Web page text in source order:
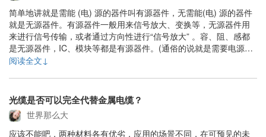
简单地讲就是需能 (电) 源的器件叫有源器件，无需能(电) 源的器件
就是无源器件。有源器件一般用来信号放大、变换等，无源器件用
来进行信号传输，或者通过方向性进行“信号放大” 。容、阻、感都
是无源器件，IC、模块等都是有源器件。(通俗的说就是需要电源才
能显示其特性的就是有源元件，如三极管。而不用电源就能显示其
阅读全文↓
光缆是否可以完全代替金属电缆？
世界那么大
应该不能吧，两种材料各有优劣，应用的场景不同，在可预见的未